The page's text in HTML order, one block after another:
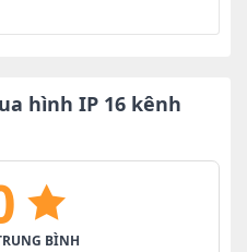
hình IP 16 kênh
BÌNH